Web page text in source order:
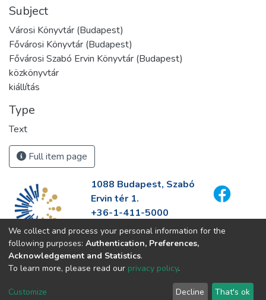
Subject
Városi Könyvtár (Budapest)
Fővárosi Könyvtár (Budapest)
Fővárosi Szabó Ervin Könyvtár (Budapest)
közkönyvtár
kiállítás
Type
Text
Full item page
1088 Budapest, Szabó
Ervin tér 1.
+36-1-411-5000
info@fszek.hu
https://fszek.hu
We collect and process your personal information for the
following purposes: Authentication, Preferences,
Acknowledgement and Statistics.
To learn more, please read our privacy policy.
Customize Decline That's ok